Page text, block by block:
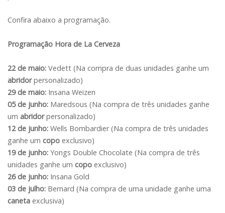
Confira abaixo a programação.
Programação Hora de La Cerveza
22 de maio: Vedett (Na compra de duas unidades ganhe um
abridorpersonalizado)
29 de maio: Insana Weizen
05 de junho: Maredsous (Na compra de três unidades ganhe
um abridorpersonalizado)
12 de junho: Wells Bombardier (Na compra de três unidades
ganhe um copo exclusivo)
19 de junho: Yongs Double Chocolate (Na compra de três
unidades ganhe um copo exclusivo)
26 de junho: Insana Gold
03 de julho: Bernard (Na compra de uma unidade ganhe uma
caneta exclusiva)